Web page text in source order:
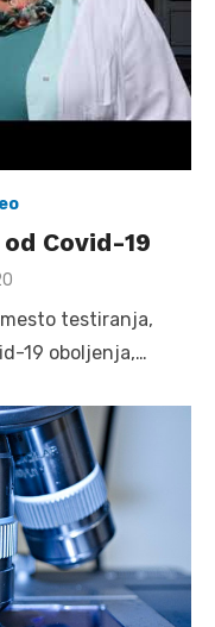
Covid-19
testiranja,
19 oboljenja,…